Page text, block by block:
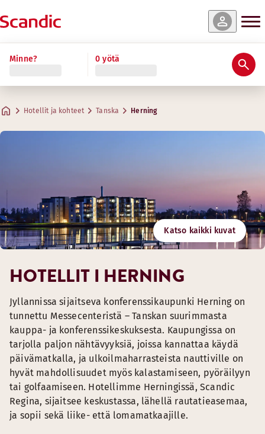
Minne? 0 yötä
Hotellit ja kohteet Tanska Herning
Katso kaikki kuvat
HOTELLIT I HERNING
Jyllannissa sijaitseva konferenssikaupunki Herning on
tunnettu Messecenteristä – Tanskan suurimmasta
kauppa- ja konferenssikeskuksesta. Kaupungissa on
tarjolla paljon nähtävyyksiä, joissa kannattaa käydä
päivämatkalla, ja ulkoilmaharrasteista nauttiville on
hyvät mahdollisuudet myös kalastamiseen, pyöräilyyn
tai golfaamiseen. Hotellimme Herningissä, Scandic
Regina, sijaitsee keskustassa, lähellä rautatieasemaa,
ja sopii sekä liike- että lomamatkaajille.